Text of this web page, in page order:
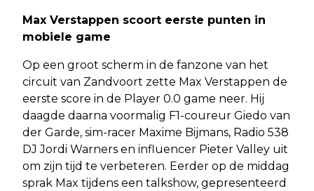
Max Verstappen scoort eerste punten in
mobiele game
Op een groot scherm in de fanzone van het
circuit van Zandvoort zette Max Verstappen de
eerste score in de Player 0.0 game neer. Hij
daagde daarna voormalig F1-coureur Giedo van
der Garde, sim-racer Maxime Bijmans, Radio 538
DJ Jordi Warners en influencer Pieter Valley uit
om zijn tijd te verbeteren. Eerder op de middag
sprak Max tijdens een talkshow, gepresenteerd